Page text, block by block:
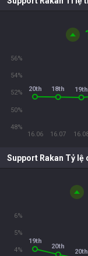
16.06 16.07
48%
50%
52%
54%
56%
20th 18th 19th
Support Rakan Tỷ lệ
4%
5%
6%
19th
20th
20th